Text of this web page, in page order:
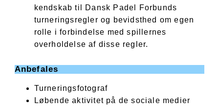
kendskab til Dansk Padel Forbunds
turneringsregler og bevidsthed om egen
rolle i forbindelse med spillernes
overholdelse af disse regler.
Anbefales
Turneringsfotograf
Løbende aktivitet på de sociale medier